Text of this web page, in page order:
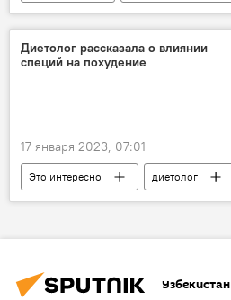
республика
Диетолог рассказала о влиянии
специй на похудение
17 января 2023, 07:01
Это интересно
диетолог
похудение
Узбекистан